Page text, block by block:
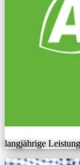
langjährige